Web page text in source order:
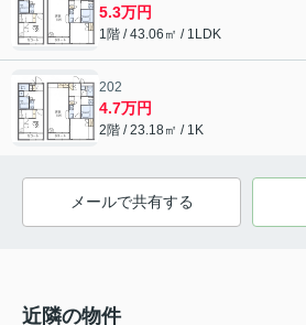
5.3万円
1階 / 43.06㎡ / 1LDK
202
4.7万円
2階 / 23.18㎡ / 1K
メールで共有する
近隣の物件